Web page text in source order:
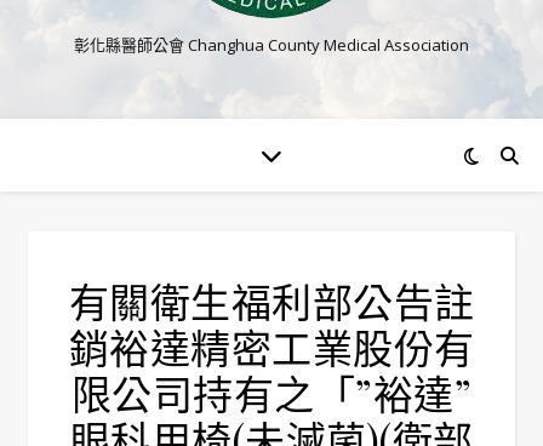
彰化縣醫師公會 Changhua County Medical Association
有關衛生福利部公告註
銷裕達精密工業股份有
限公司持有之「”裕達”